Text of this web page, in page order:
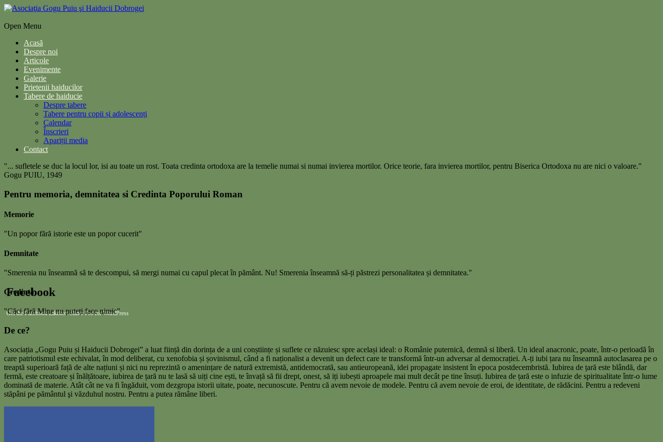
Open Menu
Acasă
Despre noi
Articole
Evenimente
Galerie
Prietenii haiducilor
Tabere de haiducie
Despre tabere
Tabere pentru copii și adolescenți
Calendar
Înscrieri
Apariții media
Contact
"... sufletele se duc la locul lor, isi au toate un rost. Toata credinta ortodoxa are la temelie numai si numai invierea mortilor. Orice teorie, fara invierea mortilor, pentru Biserica Ortodoxa nu are nici o valoare."
Gogu PUIU, 1949
Pentru memoria, demnitatea si Credinta Poporului Roman
Memorie
"Un popor fără istorie este un popor cucerit"
Demnitate
"Smerenia nu înseamnă să te descompui, să mergi numai cu capul plecat în pământ. Nu! Smerenia înseamnă să-ți păstrezi personalitatea și demnitatea."
Credință
"Căci fără Mine nu puteți face nimic"
De ce?
Asociația „Gogu Puiu și Haiducii Dobrogei” a luat ființă din dorința de a uni conștiințe și suflete ce năzuiesc spre același ideal: o Românie puternică, demnă si liberă. Un ideal anacronic, poate, într-o perioadă în
care patriotismul este echivalat, în mod deliberat, cu xenofobia și șovinismul, când a fi naționalist a devenit un defect care te transformă într-un adversar al democrației. A-ți iubi țara nu înseamnă autoclasarea pe o
treaptă superioară față de alte națiuni și nici nu reprezintă o amenințare de natură extremistă, antidemocrată, sau antieuropeană, idei propagate insistent în epoca postdecembristă. Iubirea de țară este blândă, dar
fermă, este creatoare și înălțătoare, iubirea de țară nu te lasă să uiți cine ești, te învață să fii drept, onest, să iți iubești aproapele mai mult decât pe tine însuți. Iubirea de țară este o infuzie de spiritualitate într-o lume
dominată de materie. Atât cât ne va fi îngăduit, vom dezgropa istorii uitate, poate, necunoscute. Pentru că avem nevoie de modele. Pentru că avem nevoie de eroi, de identitate, de rădăcini. Pentru a redeveni
stăpâni pe pământul şi văzduhul nostru. Pentru a putea rămâne liberi.
Facebook
Get the Facebook Likebox Slider Pro for WordPress